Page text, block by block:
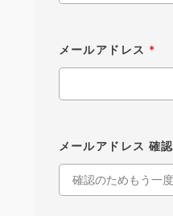
メールアドレス *
メールアドレス 確認